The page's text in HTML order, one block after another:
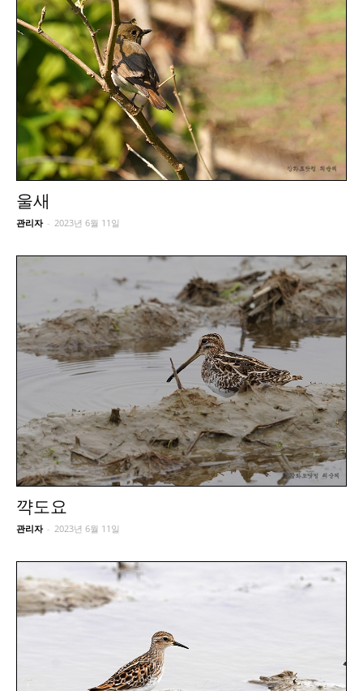
울새
관리자 - 2023년 6월 11일
꺅도요
관리자 - 2023년 6월 11일